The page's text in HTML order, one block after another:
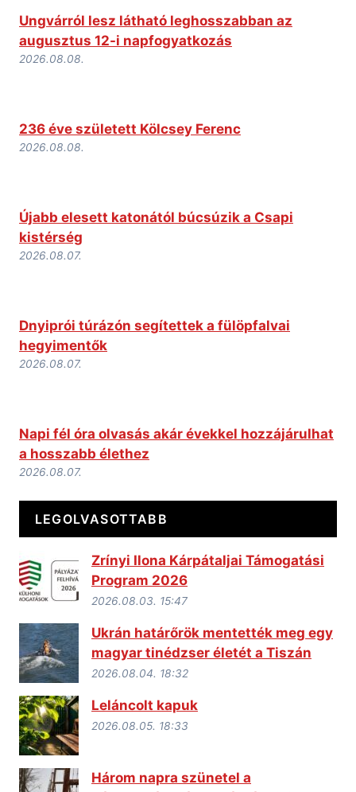
Ungvárról lesz látható leghosszabban az
augusztus 12-i napfogyatkozás
2026.08.08.
236 éve született Kölcsey Ferenc
2026.08.08.
Újabb elesett katonától búcsúzik a Csapi
kistérség
2026.08.07.
Dnyiprói túrázón segítettek a fülöpfalvai
hegyimentők
2026.08.07.
Napi fél óra olvasás akár évekkel hozzájárulhat
a hosszabb élethez
2026.08.07.
LEGOLVASOTTABB
Zrínyi Ilona Kárpátaljai Támogatási
Program 2026
2026.08.03. 15:47
Ukrán határőrök mentették meg egy
magyar tinédzser életét a Tiszán
2026.08.04. 18:32
Leláncolt kapuk
2026.08.05. 18:33
Három napra szünetel a